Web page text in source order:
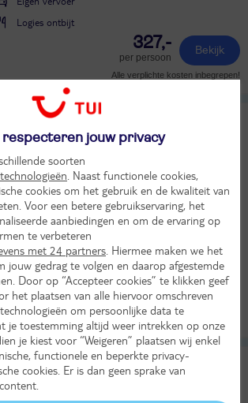
Logies ontbijt
327,-
per persoon
Bekijk
Alle verplichte kosten inbegrepen!
Hotel
Schmittenhöhe
Za 20 mrt 2027
5 dagen (4 nachten)
Eigen vervoer
Halfpension
Skipas
815,-
per persoon
Bekijk
Alle verplichte kosten inbegrepen!
respecteren jouw privacy
soorten
. Naast functionele cookies,
cookies om het gebruik en de kwaliteit van
Voor een betere gebruikservaring, het
aanbiedingen en om de ervaring op
te verbeteren
met 24 partners . Hiermee maken we het
jouw gedrag te volgen en daarop afgestemde
Door op “Accepteer cookies” te klikken geef
het plaatsen van alle hiervoor omschreven
om persoonlijke data te
je toestemming altijd weer intrekken op onze
je kiest voor “Weigeren” plaatsen wij enkel
functionele en beperkte privacy-
cookies. Er is dan geen sprake van